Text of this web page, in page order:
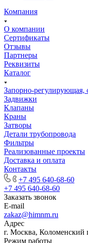
Компания
О компании
Сертификаты
Отзывы
Партнеры
Реквизиты
Каталог
Запорно-регулирующая,
Задвижки
Клапаны
Краны
Затворы
Детали трубопровода
Фильтры
Реализованные проекты
Доставка и оплата
Контакты
+7 495 640-68-60
+7 495 640-68-60
Заказать звонок
E-mail
zakaz@himnm.ru
Адрес
г. Москва, Коломенский
Режим работы